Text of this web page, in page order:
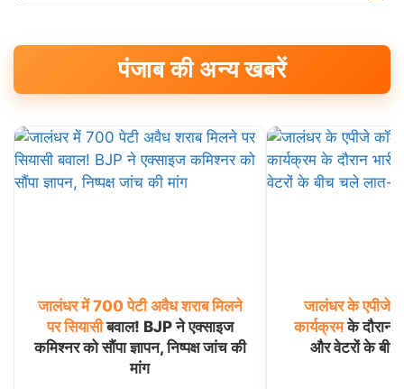
पंजाब की अन्य खबरें
जालंधर में 700 पेटी अवैध शराब मिलने
पर सियासीबवाल! BJP ने एक्साइज
कमिश्नर को सौंपा ज्ञापन, निष्पक्ष जांच की
मांग
जालंधर के एपीजे
कार्यक्रमके दौरान
और वेटरों के